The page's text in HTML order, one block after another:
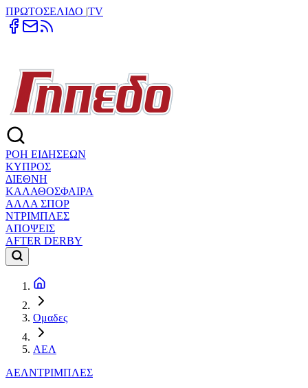
ΠΡΩΤΟΣΕΛΙΔΟ |TV
ΡΟΗ ΕΙΔΗΣΕΩΝ
ΚΥΠΡΟΣ
ΔΙΕΘΝΗ
ΚΑΛΑΘΟΣΦΑΙΡΑ
ΑΛΛΑ ΣΠΟΡ
ΝΤΡΙΜΠΛΕΣ
ΑΠΟΨΕΙΣ
AFTER DERBY
Ομαδες
ΑΕΛ
ΑΕΛΝΤΡΙΜΠΛΕΣ